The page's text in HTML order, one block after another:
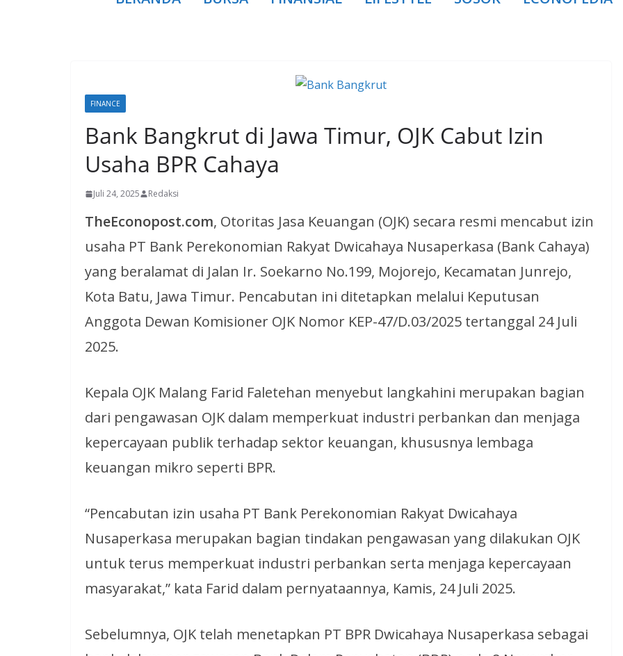
FINANCE
Bank Bangkrut di Jawa Timur, OJK Cabut Izin
Usaha BPR Cahaya
Juli 24, 2025 Redaksi
TheEconopost.com, Otoritas Jasa Keuangan (OJK) secara resmi mencabut izin
usaha PT Bank Perekonomian Rakyat Dwicahaya Nusaperkasa (Bank Cahaya)
yang beralamat di Jalan Ir. Soekarno No.199, Mojorejo, Kecamatan Junrejo,
Kota Batu, Jawa Timur. Pencabutan ini ditetapkan melalui Keputusan
Anggota Dewan Komisioner OJK Nomor KEP-47/D.03/2025 tertanggal 24 Juli
2025.
Kepala OJK Malang Farid Faletehan menyebut langkahini merupakan bagian
dari pengawasan OJK dalam memperkuat industri perbankan dan menjaga
kepercayaan publik terhadap sektor keuangan, khususnya lembaga
keuangan mikro seperti BPR.
“Pencabutan izin usaha PT Bank Perekonomian Rakyat Dwicahaya
Nusaperkasa merupakan bagian tindakan pengawasan yang dilakukan OJK
untuk terus memperkuat industri perbankan serta menjaga kepercayaan
masyarakat,” kata Farid dalam pernyataannya, Kamis, 24 Juli 2025.
Sebelumnya, OJK telah menetapkan PT BPR Dwicahaya Nusaperkasa sebagai